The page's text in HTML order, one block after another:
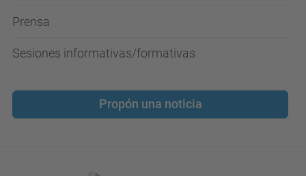
Prensa
Sesiones informativas/formativas
Propón una noticia